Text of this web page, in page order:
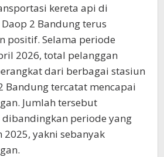
kereta api di
2 Bandung terus
positif. Selama periode
2026, total pelanggan
dari berbagai stasiun
Bandung tercatat mencapai
Jumlah tersebut
dibandingkan periode yang
yakni sebanyak